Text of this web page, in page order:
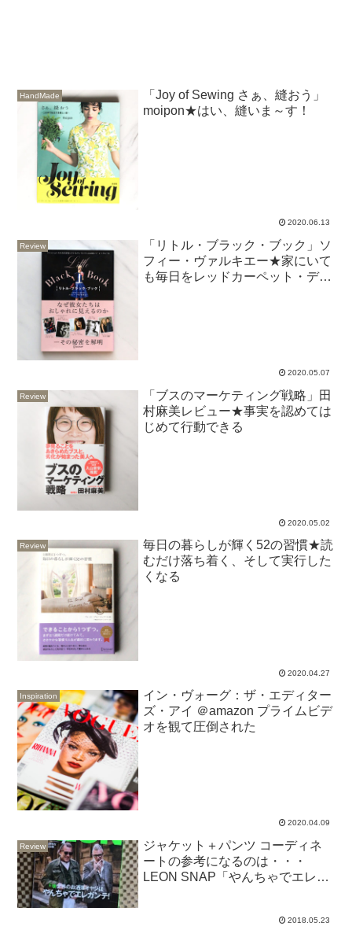
HandMade
「Joy of Sewing さぁ、縫おう」
moipon★はい、縫いま～す！
2020.06.13
Review
「リトル・ブラック・ブック」ソ
フィー・ヴァルキエー★家にいて
も毎日をレッドカーペット・デー
2020.05.07
Review
「ブスのマーケティング戦略」田
村麻美レビュー★事実を認めては
じめて行動できる
2020.05.02
Review
毎日の暮らしが輝く52の習慣★読
むだけ落ち着く、そして実行した
くなる
2020.04.27
Inspiration
イン・ヴォーグ：ザ・エディター
ズ・アイ ＠amazon プライムビデ
オを観て圧倒された
2020.04.09
Review
ジャケット＋パンツ コーディネ
ートの参考になるのは・・・
LEON SNAP「やんちゃでエレガ
2018.05.23